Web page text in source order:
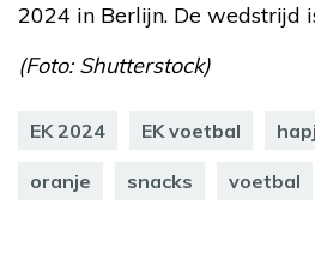
2024 in Berlijn. De wedstrijd
(Foto: Shutterstock)
EK 2024 EK voetbal
oranje snacks voetbal